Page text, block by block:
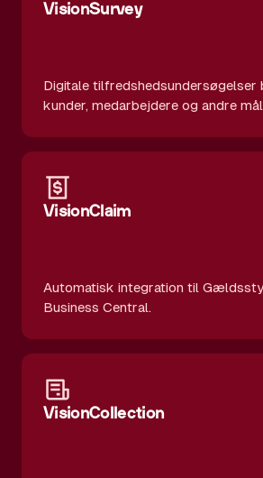
VisionSurvey
Digitale tilfredshedsundersøgelser
kunder, medarbejdere og andre
VisionClaim
Automatisk integration til
Business Central.
VisionCollection